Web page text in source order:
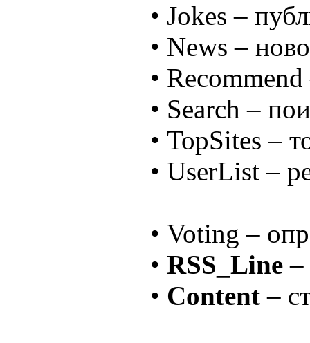
• Jokes –
• News –
•
• Search –
• TopSites –
• UserList –
• Voting –
• RSS_Line –
• Content –